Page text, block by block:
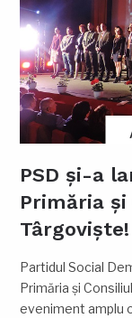
PSD și-a
Primăria
Partidul Social
Primăria și
eveniment amplu